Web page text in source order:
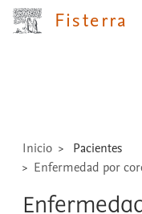
Fisterra
Buscar
guías,
Inicio
Pacientes
Enfermedad por